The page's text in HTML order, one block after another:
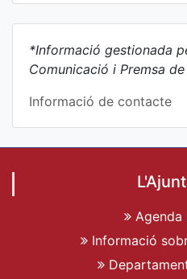
*Informació gestionada
Comunicació i Premsa
Informació de contacte
Informació